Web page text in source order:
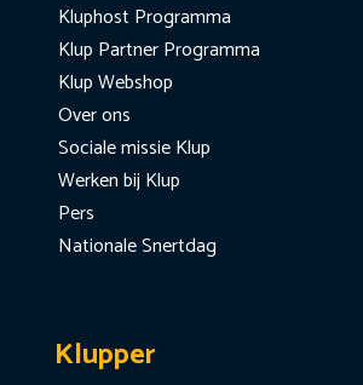
Kluphost Programma
Klup Partner Programma
Klup Webshop
Over ons
Sociale missie Klup
Werken bij Klup
Pers
Nationale Snertdag
Klupper